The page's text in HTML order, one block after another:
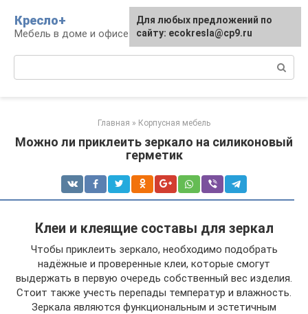
контенту
Кресло+
Мебель в доме и офисе
Главная » Корпусная мебель
Можно ли приклеить зеркало на силиконовый
герметик
Клеи и клеящие составы для зеркал
Чтобы приклеить зеркало, необходимо подобрать
надёжные и проверенные клеи, которые смогут
выдержать в первую очередь собственный вес изделия.
Стоит также учесть перепады температур и влажность.
Зеркала являются функциональным и эстетичным
Для любых предложений по
сайту: ecokresla@cp9.ru